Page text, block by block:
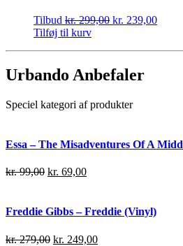
Tilbud kr.299,00 kr. 239,00
Tilføj til kurv
Urbando Anbefaler
Speciel kategori af produkter
Essa – The Misadventures Of A
kr.99,00 kr. 69,00
Freddie Gibbs – Freddie (Vinyl)
kr.279,00 kr. 249,00